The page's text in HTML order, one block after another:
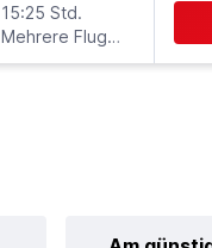
15:25 Std.
Mehrere Fluglinien